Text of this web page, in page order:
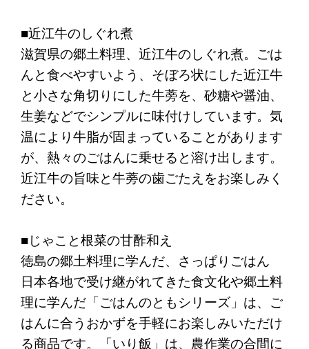
■近江牛のしぐれ煮
滋賀県の郷土料理、近江牛のしぐれ煮。ごは
んと食べやすいよう、そぼろ状にした近江牛
と小さな角切りにした牛蒡を、砂糖や醤油、
生姜などでシンプルに味付けしています。気
温により牛脂が固まっていることがあります
が、熱々のごはんに乗せると溶け出します。
近江牛の旨味と牛蒡の歯ごたえをお楽しみく
ださい。
■じゃこと根菜の甘酢和え
徳島の郷土料理に学んだ、さっぱりごはん
日本各地で受け継がれてきた食文化や郷土料
理に学んだ「ごはんのともシリーズ」は、ご
はんに合うおかずを手軽にお楽しみいただけ
る商品です。「いり飯」は、農作業の合間に